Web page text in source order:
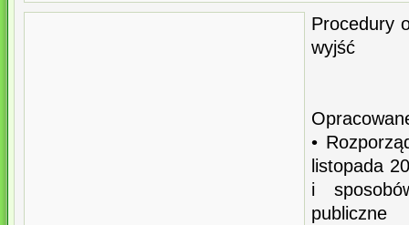
Procedury
wyjść
•
listopada
i